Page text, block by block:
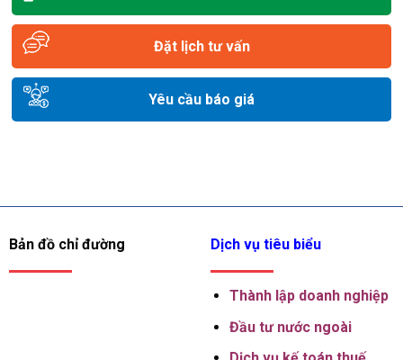
Đặt lịch tư vấn
Yêu cầu báo giá
Bản đồ chỉ đường Dịch vụ tiêu biểu
Thành lập doanh nghiệp
Đầu tư nước ngoài